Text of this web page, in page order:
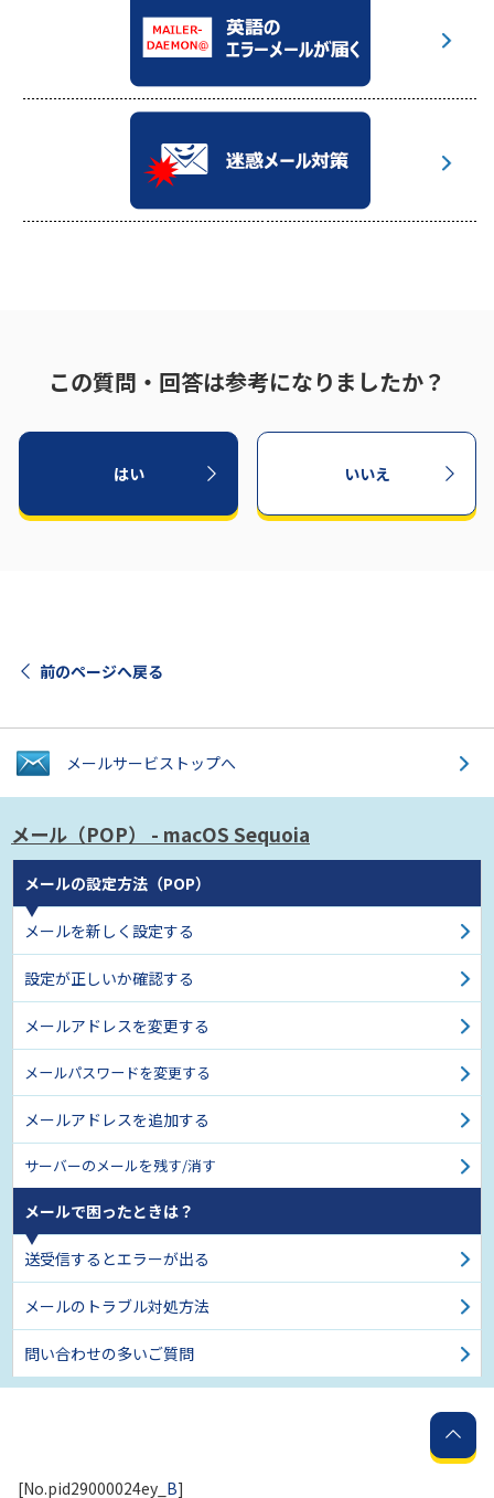
この質問・回答は参考になりましたか？
はい いいえ
前のページへ戻る
メールサービス トップへ
メール（POP） - macOS Sequoia
メールの設定方法（POP）
メールを新しく設定する
設定が正しいか確認する
メールアドレスを変更する
メールパスワードを変更する
メールアドレスを追加する
サーバーのメールを残す/消す
メールで困ったときは？
送受信するとエラーが出る
メールのトラブル対処方法
問い合わせの多いご質問
[No.pid29000024ey_ B]